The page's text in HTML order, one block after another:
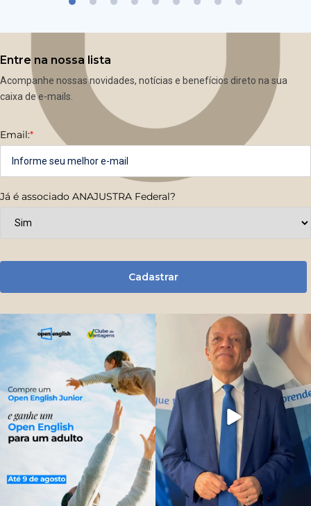
Entre na nossa lista
Acompanhe nossas novidades, notícias e benefícios direto na sua
caixa de e-mails.
Email:*
Já é associado ANAJUSTRA Federal?
Cadastrar